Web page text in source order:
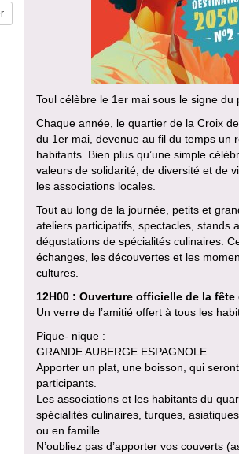
Toul célèbre le 1er mai sous le signe
Chaque année, le quartier de la Croix
du 1er mai, devenue au fil du temps un
habitants. Bien plus qu’une simple
valeurs de solidarité, de diversité et de
les associations locales.
Tout au long de la journée, petits et
ateliers participatifs, spectacles, stands
dégustations de spécialités culinaires.
échanges, les découvertes et les
cultures.
12H00 : Ouverture officielle de la fête
Un verre de l’amitié offert à tous les
Pique- nique :
GRANDE AUBERGE ESPAGNOLE
Apporter un plat, une boisson, qui
participants.
Les associations et les habitants du
spécialités culinaires, turques,
ou en famille.
N’oubliez pas d’apporter vos couverts